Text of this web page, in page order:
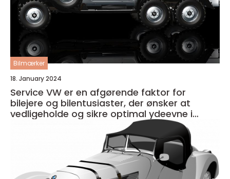
Bilmærker
18. January 2024
Service VW er en afgørende faktor for
bilejere og bilentusiaster, der ønsker at
vedligeholde og sikre optimal ydeevne i